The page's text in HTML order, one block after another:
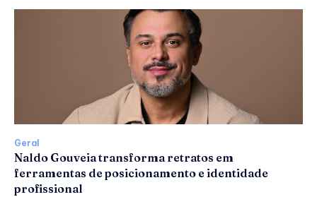
Geral
Naldo Gouveia transforma retratos em
ferramentas de posicionamento e identidade
profissional